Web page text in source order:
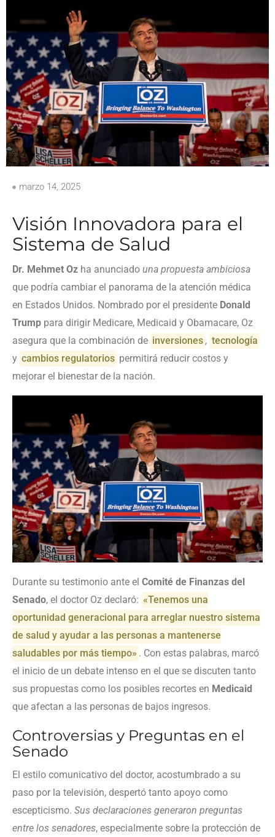
marzo 14, 2025
Visión Innovadora para el
Sistema de Salud
Dr. Mehmet Oz ha anunciado una propuesta ambiciosa
que podría cambiar el panorama de la atención médica
en Estados Unidos. Nombrado por el presidente Donald
Trump para dirigir Medicare, Medicaid y Obamacare, Oz
asegura que la combinación de inversiones , tecnología
y cambios regulatorios permitirá reducir costos y
mejorar el bienestar de la nación.
Durante su testimonio ante el Comité de Finanzas del
Senado, el doctor Oz declaró: «Tenemos una
oportunidad generacional para arreglar nuestro sistema
de salud y ayudar a las personas a mantenerse
saludables por más tiempo» . Con estas palabras, marcó
el inicio de un debate intenso en el que se discuten tanto
sus propuestas como los posibles recortes en Medicaid
que afectan a las personas de bajos ingresos.
Controversias y Preguntas en el
Senado
El estilo comunicativo del doctor, acostumbrado a su
paso por la televisión, despertó tanto apoyo como
escepticismo. Sus declaraciones generaron preguntas
entre los senadores, especialmente sobre la protección de